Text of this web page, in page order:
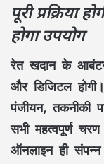
पूरी प्रक्रिया
होगा उपयोग
रेत खदान के
और डिजिटल
पंजीयन,तकनीकी
सभी महत्वपूर्ण
ऑनलाइन ही